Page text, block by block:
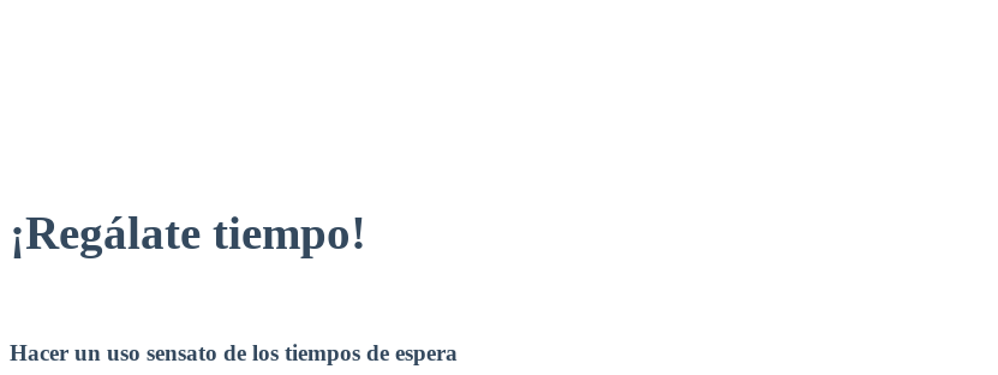
¡Regálate tiempo!
Hacer un uso sensato de los tiempos de espera